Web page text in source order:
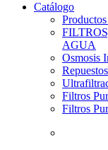
Catálogo
AGUA
Osmosis
Filtros
Filtros